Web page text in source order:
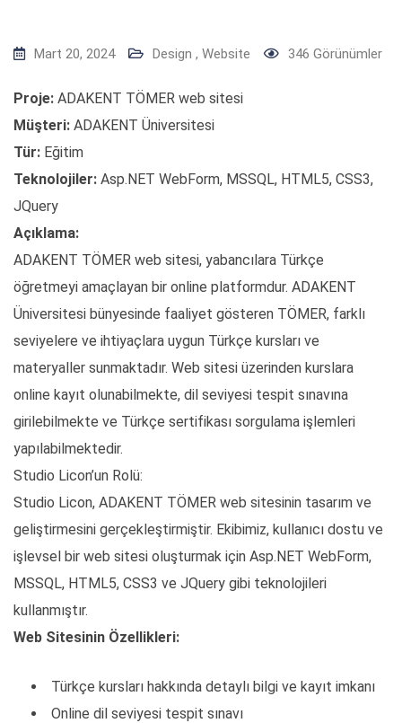
Mart 20, 2024 Design , Website 346 Görünümler
Proje: ADAKENT TÖMER web sitesi
Müşteri: ADAKENT Üniversitesi
Tür: Eğitim
Teknolojiler: Asp.NET WebForm, MSSQL, HTML5, CSS3,
JQuery
Açıklama:
ADAKENT TÖMER web sitesi, yabancılara Türkçe
öğretmeyi amaçlayan bir online platformdur. ADAKENT
Üniversitesi bünyesinde faaliyet gösteren TÖMER, farklı
seviyelere ve ihtiyaçlara uygun Türkçe kursları ve
materyaller sunmaktadır. Web sitesi üzerinden kurslara
online kayıt olunabilmekte, dil seviyesi tespit sınavına
girilebilmekte ve Türkçe sertifikası sorgulama işlemleri
yapılabilmektedir.
Studio Licon’un Rolü:
Studio Licon, ADAKENT TÖMER web sitesinin tasarım ve
geliştirmesini gerçekleştirmiştir. Ekibimiz, kullanıcı dostu ve
işlevsel bir web sitesi oluşturmak için Asp.NET WebForm,
MSSQL, HTML5, CSS3 ve JQuery gibi teknolojileri
kullanmıştır.
Web Sitesinin Özellikleri:
Türkçe kursları hakkında detaylı bilgi ve kayıt imkanı
Online dil seviyesi tespit sınavı